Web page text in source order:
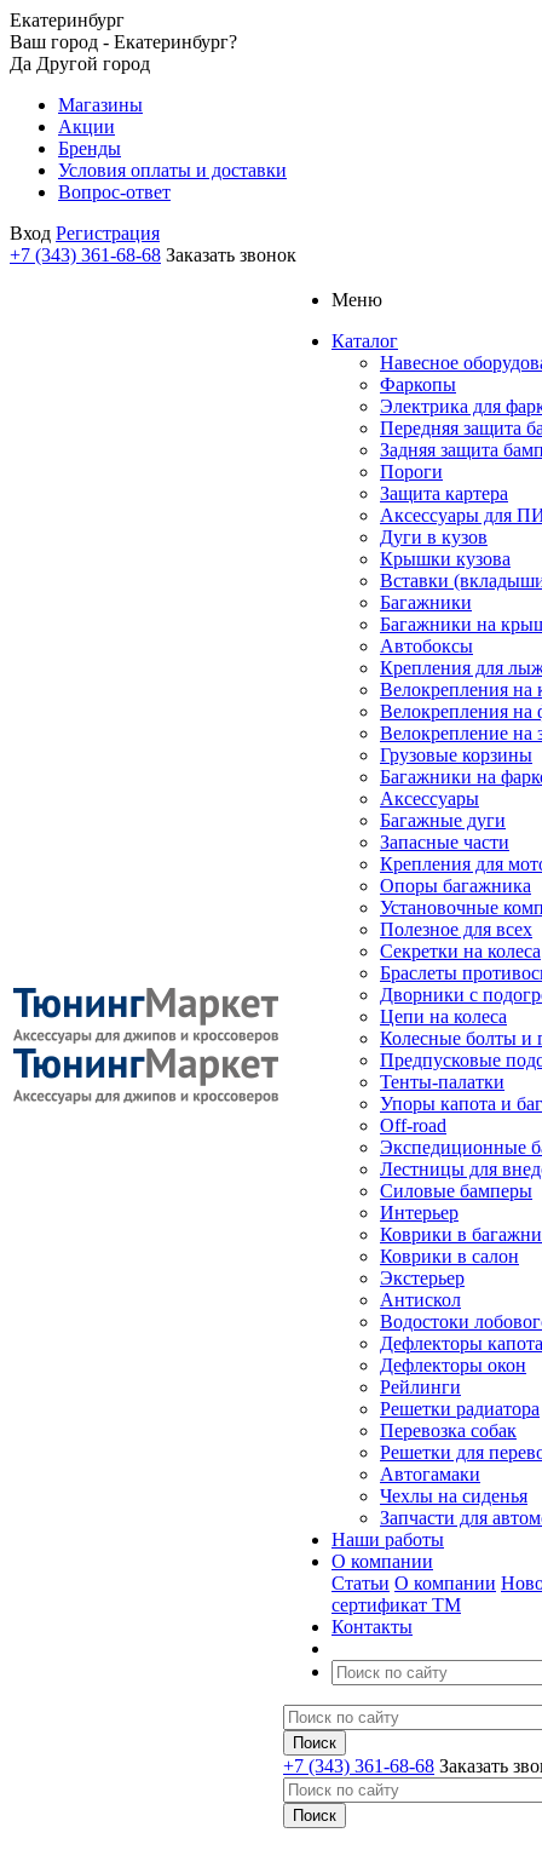
Екатеринбург
Ваш город - Екатеринбург?
Да Другой город
Магазины
Акции
Бренды
Условия оплаты и доставки
Вопрос-ответ
Вход Регистрация
+7 (343) 361-68-68 Заказать звонок
Меню
Каталог
Навесное
Фаркопы
Электрика для
Передняя защита
Задняя защита
Пороги
Защита картера
Аксессуары для
Дуги в кузов
Крышки кузова
Вставки
Багажники
Багажники на
Автобоксы
Крепления для
Велокрепления
Велокрепления на
Велокрепление на
Грузовые корзины
Багажники на
Аксессуары
Багажные дуги
Запасные части
Крепления для
Опоры багажника
Установочные
Полезное для всех
Секретки на колеса
Браслеты
Дворники с
Цепи на колеса
Колесные болты и
Предпусковые
Тенты-палатки
Упоры капота и
Off-road
Экспедиционные
Лестницы для
Силовые бамперы
Интерьер
Коврики в
Коврики в салон
Экстерьер
Антискол
Водостоки
Дефлекторы капота
Дефлекторы окон
Рейлинги
Решетки радиатора
Перевозка собак
Решетки для
Автогамаки
Чехлы на сиденья
Запчасти для
Наши работы
О компании
Статьи О компании
сертификат ТМ
Контакты
+7 (343) 361-68-68 Заказать